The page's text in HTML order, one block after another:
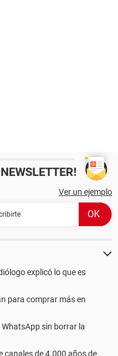
Ver un ejemplo
explicó lo que es
para comprar más en
sin borrar la
canales de 4.000 años de